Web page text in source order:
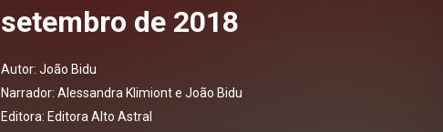
setembro de 2018
Autor: João Bidu
Narrador: Alessandra Klimiont e João Bidu
Editora: Editora Alto Astral